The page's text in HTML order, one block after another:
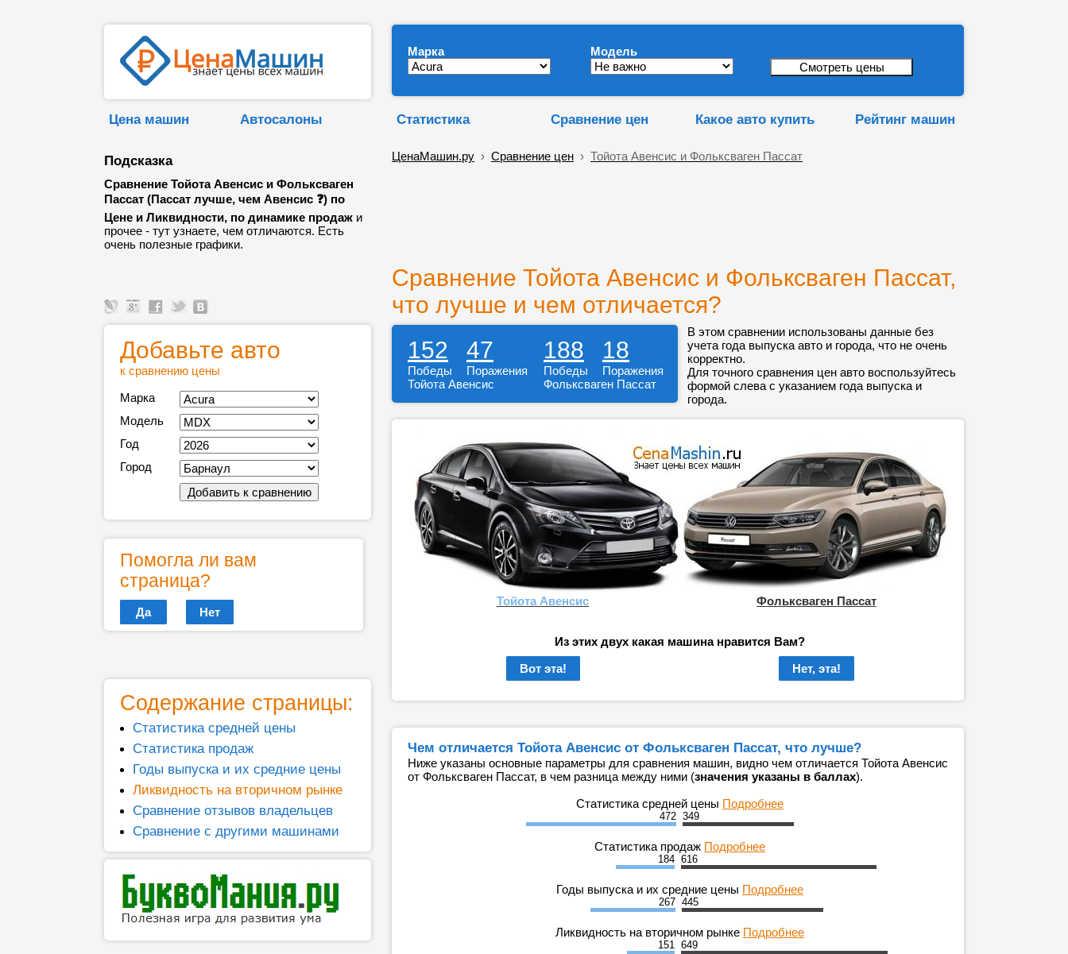
Марка Модель
Цена машин Автосалоны Статистика Сравнение цен Какое авто купить Рейтинг машин
Подсказка
Сравнение Тойота Авенсис и Фольксваген
Пассат (Пассат лучше, чем Авенсис ❓) по
Цене и Ликвидности, по динамике продаж и
прочее - тут узнаете, чем отличаются. Есть
очень полезные графики.
ЦенаМашин.ру › Сравнение цен › Тойота Авенсис и Фольксваген Пассат
Сравнение Тойота Авенсис и Фольксваген Пассат,
что лучше и чем отличается?
Добавьте авто
к сравнению цены
Марка
Модель
Год
Город
Помогла ли вам
страница?
Да Нет
Содержание страницы:
Статистика средней цены
Статистика продаж
Годы выпуска и их средние цены
Ликвидность на вторичном рынке
Сравнение отзывов владельцев
Сравнение с другими машинами
152 47 188 18
Победы Поражения Победы
Поражения
Тойота Авенсис
Фольксваген Пассат
В этом сравнении использованы данные без
учета года выпуска авто и города, что не очень
корректно.
Для точного сравнения цен авто воспользуйтесь
формой слева с указанием года выпуска и
города.
Тойота Авенсис Фольксваген Пассат
Из этих двух какая машина нравится Вам?
Вот эта!
Нет, эта!
Чем отличается Тойота Авенсис от Фольксваген Пассат, что лучше?
Ниже указаны основные параметры для сравнения машин, видно чем отличается Тойота Авенсис
от Фольксваген Пассат, в чем разница между ними (значения указаны в баллах).
Статистика средней цены Подробнее
472 349
Статистика продаж Подробнее
184 616
Годы выпуска и их средние цены Подробнее
267 445
Ликвидность на вторичном рынке Подробнее
151 649